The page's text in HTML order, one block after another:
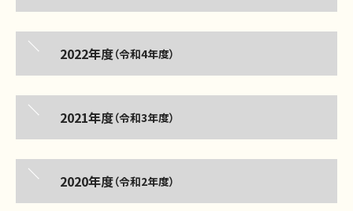
2022年度（令和4年度）
2021年度（令和3年度）
2020年度（令和2年度）